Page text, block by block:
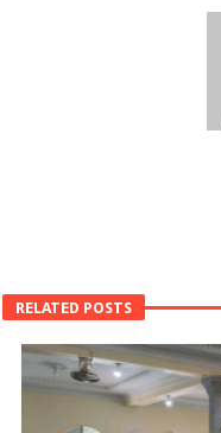
RELATED POSTS